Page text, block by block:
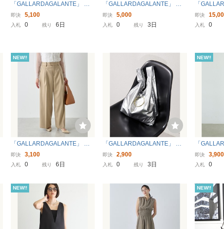
「GALLARDAGALANTE」 長
袖シャツ FREE チャコールグレ
ー レディース
即決 5,100
入札 0 残り 6日
「GALLARDAGALANTE」 半
袖ブラウス FREE ホワイト レ
ディース
即決 5,000
入札 0 残り 3日
「
ースリー
ビー レデ
即決
入札 0
NEW!!
「GALLARDAGALANTE」 パ
ンツ 1 ベージュ レディース
即決 3,100
入札 0 残り 6日
「GALLARDAGALANTE」 ト
ートバッグ FREE シルバー レ
ディース
即決 2,900
入札 0 残り 3日
NEW!!
「
ールイン
レディース
即決 3,900
入札 0
NEW!! NEW!!